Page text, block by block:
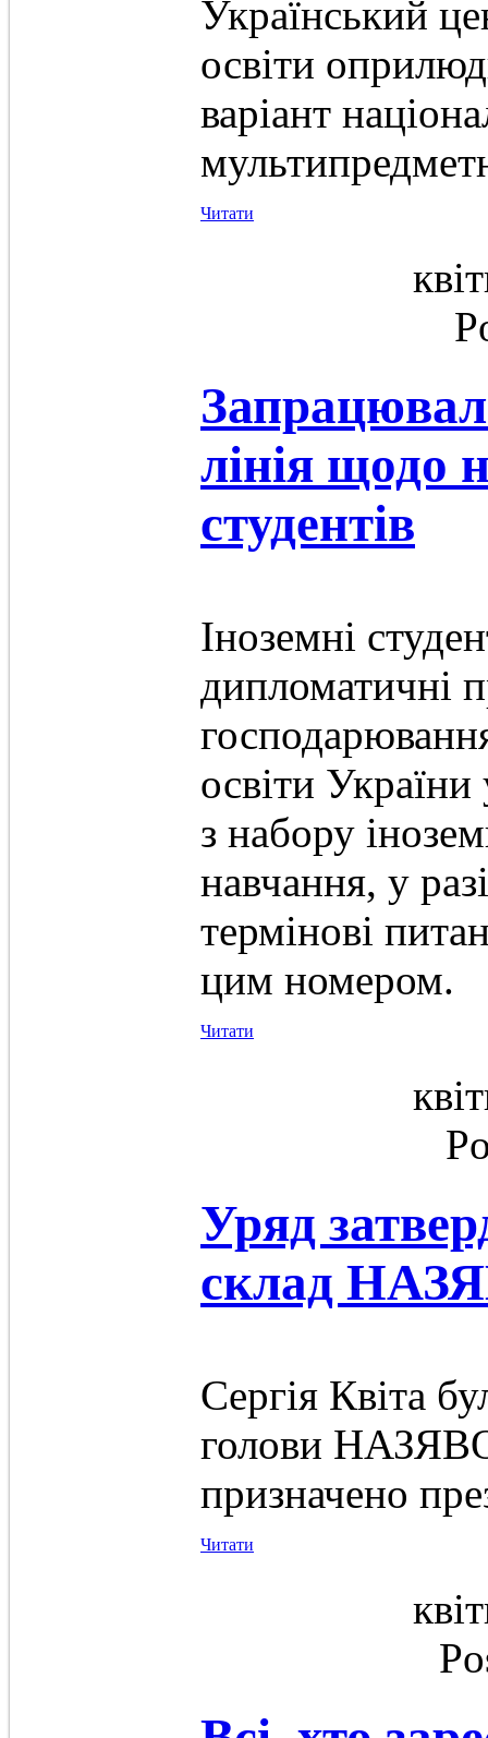
Український
освіти
варіант
Читати
лінія щодо
студентів
Іноземні
дипломатичні
освіти
з набору
навчання, у
термінові
цим номером.
Читати
Уряд
склад
Сергія Квіта
голови
призначено
Читати